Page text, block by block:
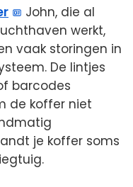
John, die al
werkt,
vaak storingen in
De lintjes
barcodes
de koffer niet
je koffer soms